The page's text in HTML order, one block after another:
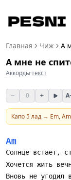
Главная Чиж А
А мне не
Аккорды·текст
− 0 +
Капо5лад → Em,
Am